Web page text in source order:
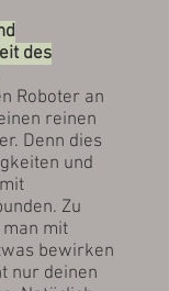
des
Roboter an
reinen
Denn dies
und
Zu
mit
bewirken
nur deinen